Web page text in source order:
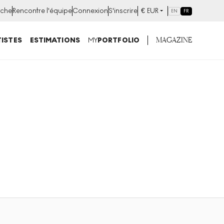
Rencontre l'équipeConnexionS'inscrire € EUR EN FR
ESTIMATIONS MYPORTFOLIO MAGAZINE